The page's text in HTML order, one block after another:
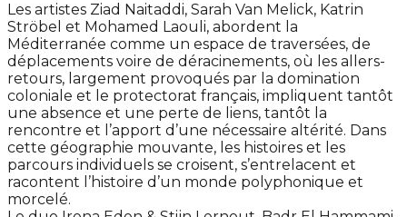
Les artistes Ziad Naitaddi, Sarah Van Melick, Katrin
Ströbel et Mohamed Laouli, abordent la
Méditerranée comme un espace de traversées, de
déplacements voire de déracinements, où les allers-
retours, largement provoqués par la domination
coloniale et le protectorat français, impliquent tantôt
une absence et une perte de liens, tantôt la
rencontre et l’apport d’une nécessaire altérité. Dans
cette géographie mouvante, les histoires et les
parcours individuels se croisent, s’entrelacent et
racontent l’histoire d’un monde polyphonique et
morcelé.